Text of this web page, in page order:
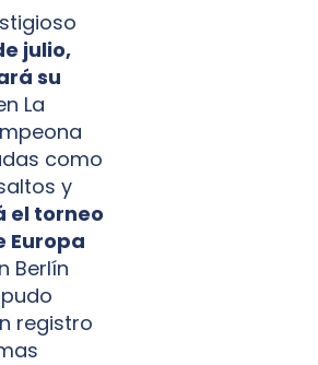
julio,
su
La
como
y
el torneo
Europa
Berlín
registro